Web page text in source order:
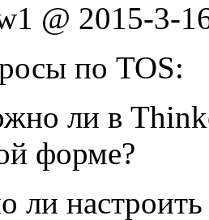
@ 2015-3-
по TOS:
ли в
форме?
настроить